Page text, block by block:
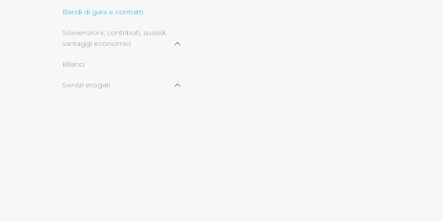
eccezione dei cookie tecnici. La chiusura del presente banner comporta il permanere
dunque la continuazione della navigazione in assenza di cookie o altri sistemi di
Bandi di gara e contratti
Sovvenzioni, contributi, sussidi,
vantaggi economici
Bilanci
Servizi erogati